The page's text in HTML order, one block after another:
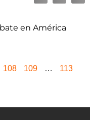
en América
108 109 …
113